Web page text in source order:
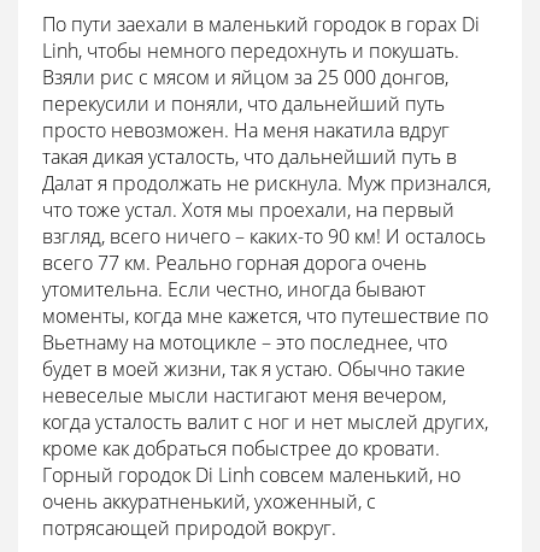
По пути заехали в маленький городок в горах Di
Linh, чтобы немного передохнуть и покушать.
Взяли рис с мясом и яйцом за 25 000 донгов,
перекусили и поняли, что дальнейший путь
просто невозможен. На меня накатила вдруг
такая дикая усталость, что дальнейший путь в
Далат я продолжать не рискнула. Муж признался,
что тоже устал. Хотя мы проехали, на первый
взгляд, всего ничего – каких-то 90 км! И осталось
всего 77 км. Реально горная дорога очень
утомительна. Если честно, иногда бывают
моменты, когда мне кажется, что путешествие по
Вьетнаму на мотоцикле – это последнее, что
будет в моей жизни, так я устаю. Обычно такие
невеселые мысли настигают меня вечером,
когда усталость валит с ног и нет мыслей других,
кроме как добраться побыстрее до кровати.
Горный городок Di Linh совсем маленький, но
очень аккуратненький, ухоженный, с
потрясающей природой вокруг.